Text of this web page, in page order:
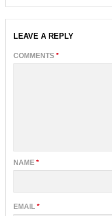
LEAVE A REPLY
COMMENTS *
NAME *
EMAIL *